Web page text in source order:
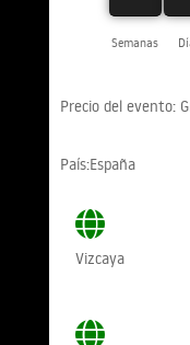
Semanas
Precio del evento:
País:España
Vizcaya